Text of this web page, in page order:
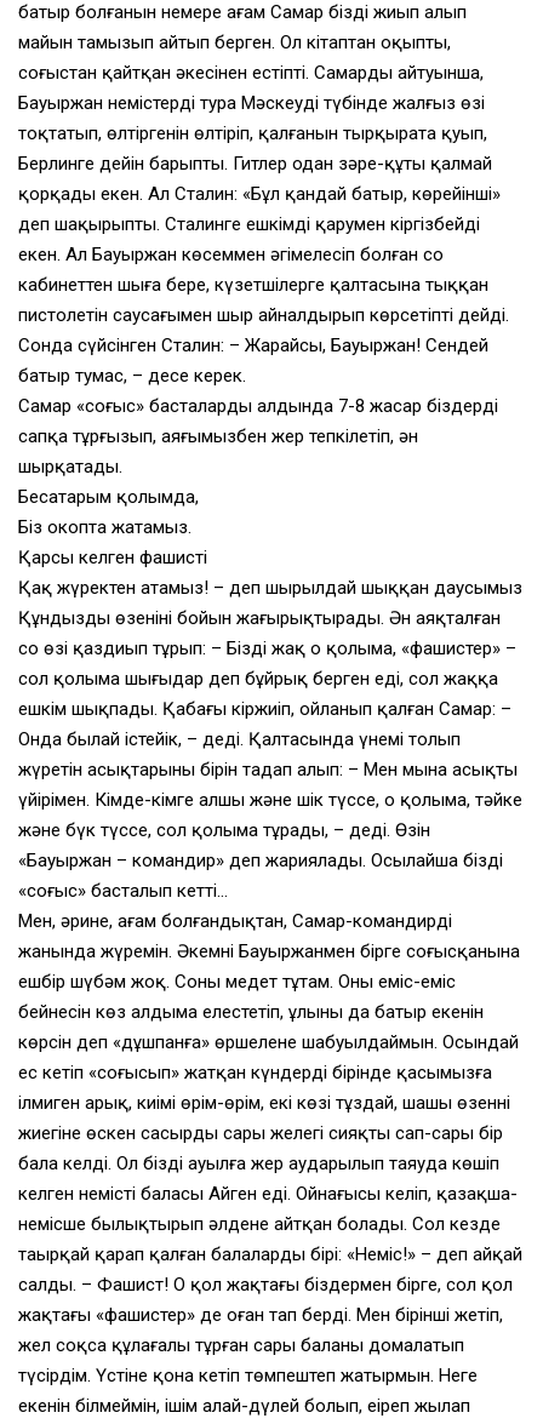
батыр болғанын немере ағам Самар бізді жиып алып
майын тамызып айтып берген. Ол кітаптан оқыпты,
соғыстан қайтқан әкесінен естіпті. Самардың айтуынша,
Бауыржан немістерді тура Мәскеудің түбінде жалғыз өзі
тоқтатып, өлтіргенін өлтіріп, қалғанын тырқырата қуып,
Берлинге дейін барыпты. Гитлер одан зәре-құты қалмай
қорқады екен. Ал Сталин: «Бұл қандай батыр, көрейінші»
деп шақырыпты. Сталинге ешкімді қарумен кіргізбейді
екен. Ал Бауыржан көсеммен әңгімелесіп болған соң
кабинеттен шыға бере, күзетшілерге қалтасына тыққан
пистолетін саусағымен шыр айналдырып көрсетіпті дейді.
Сонда сүйсінген Сталин: – Жарайсың, Бауыржан! Сендей
батыр тумас, – десе керек.
Самар «соғыс» басталардың алдында 7-8 жасар біздерді
сапқа тұрғызып, аяғымызбен жер тепкілетіп, ән
шырқатады.
Бесатарым қолымда,
Біз окопта жатамыз.
Қарсы келген фашисті
Қақ жүректен атамыз! – деп шырылдай шыққан даусымыз
Құндызды өзенінің бойын жаңғырықтырады. Ән аяқталған
соң өзі қаздиып тұрып: – Біздің жақ оң қолыма, «фашистер» –
сол қолыма шығыңдар деп бұйрық берген еді, сол жаққа
ешкім шықпады. Қабағы кіржиіп, ойланып қалған Самар: –
Онда былай істейік, – деді. Қалтасында үнемі толып
жүретін асықтарының бірін таңдап алып: – Мен мына асықты
үйірімен. Кімде-кімге алшы және шік түссе, оң қолыма, тәйке
және бүк түссе, сол қолыма тұрады, – деді. Өзін
«Бауыржан – командир» деп жариялады. Осылайша біздің
«соғыс» басталып кетті…
Мен, әрине, ағам болғандықтан, Самар-командирдің
жанында жүремін. Әкемнің Бауыржанмен бірге соғысқанына
ешбір шүбәм жоқ. Соны медет тұтам. Оның еміс-еміс
бейнесін көз алдыма елестетіп, ұлының да батыр екенін
көрсін деп «дұшпанға» өршелене шабуылдаймын. Осындай
ес кетіп «соғысып» жатқан күндердің бірінде қасымызға
ілмиген арық, киімі өрім-өрім, екі көзі тұздай, шашы өзеннің
жиегіне өскен сасырдың сары желегі сияқты сап-сары бір
бала келді. Ол біздің ауылға жер аударылып таяуда көшіп
келген немістің баласы Айген еді. Ойнағысы келіп, қазақша-
немісше былықтырып әлдене айтқан болады. Сол кезде
таңырқай қарап қалған балалардың бірі: «Неміс!» – деп айқай
салды. – Фашист! Оң қол жақтағы біздермен бірге, сол қол
жақтағы «фашистер» де оған тап берді. Мен бірінші жетіп,
жел соқса құлағалы тұрған сары баланы домалатып
түсірдім. Үстіне қона кетіп төмпештеп жатырмын. Неге
екенін білмеймін, ішім алай-дүлей болып, еңіреп жылап